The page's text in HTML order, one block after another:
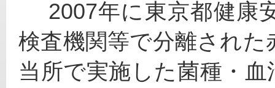
検査機関等で分離され
当所で実施した菌種・